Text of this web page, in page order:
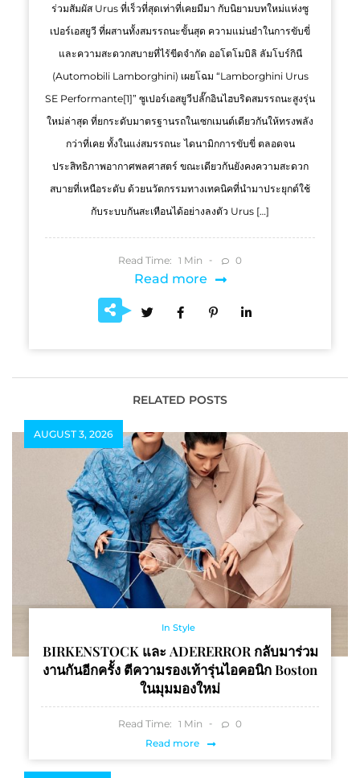
ร่วมสัมผัส Urus ที่เร็วที่สุดเท่าที่เคยมีมา กับนิยามบทใหม่แห่งซู
เปอร์เอสยูวี ที่ผสานทั้งสมรรถนะขั้นสุด ความแม่นยำในการขับขี่
และความสะดวกสบายที่ไร้ขีดจำกัด ออโตโมบิลิ ลัมโบร์กินี
(Automobili Lamborghini) เผยโฉม “Lamborghini Urus
SE Performante[1]” ซูเปอร์เอสยูวีปลั๊กอินไฮบริดสมรรถนะสูงรุ่น
ใหม่ล่าสุด ที่ยกระดับมาตรฐานรถในเซกเมนต์เดียวกันให้ทรงพลัง
กว่าที่เคย ทั้งในแง่สมรรถนะ ไดนามิกการขับขี่ ตลอดจน
ประสิทธิภาพอากาศพลศาสตร์ ขณะเดียวกันยังคงความสะดวก
สบายที่เหนือระดับ ด้วยนวัตกรรมทางเทคนิคที่นำมาประยุกต์ใช้
กับระบบกันสะเทือนได้อย่างลงตัว Urus […]
Read Time: 1 Min 0
Read more
RELATED POSTS
AUGUST 3, 2026
In Style
BIRKENSTOCK และ ADERERROR กลับมาร่วม
งานกันอีกครั้ง ตีความรองเท้ารุ่นไอคอนิก Boston
ในมุมมองใหม่
Read Time: 1 Min
0
Read more